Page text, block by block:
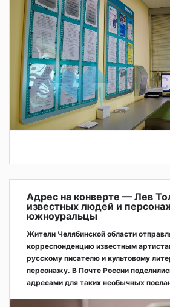
Адрес на конверте — Лев
известных людей и
южноуральцы
Жители Челябинской области
корреспонденцию известным
русскому писателю и культовому
персонажу. В Почте России
адресами для таких необычных